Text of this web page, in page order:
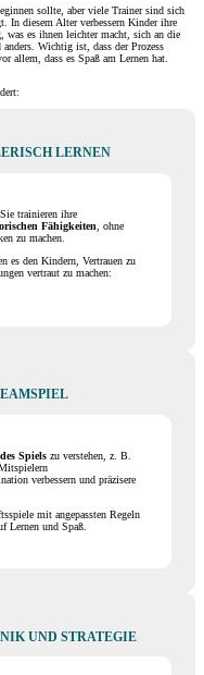
sollte, aber viele Trainer sind sich
In diesem Alter verbessern Kinder ihre
es ihnen leichter macht, sich an die
Wichtig ist, dass der Prozess
allem, dass es Spaß am Lernen hat.
LERNEN
trainieren ihre
Fähigkeiten , ohne
zu machen.
es den Kindern, Vertrauen zu
vertraut zu machen:
Spiels zu verstehen, z. B.
verbessern und präzisere
mit angepassten Regeln
Lernen und Spaß.
UND STRATEGIE